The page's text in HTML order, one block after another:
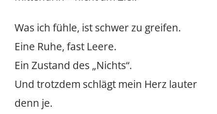
Was ich fühle, ist schwer zu greifen.
Eine Ruhe, fast Leere.
Ein Zustand des „Nichts“.
Und trotzdem schlägt mein Herz lauter
denn je.